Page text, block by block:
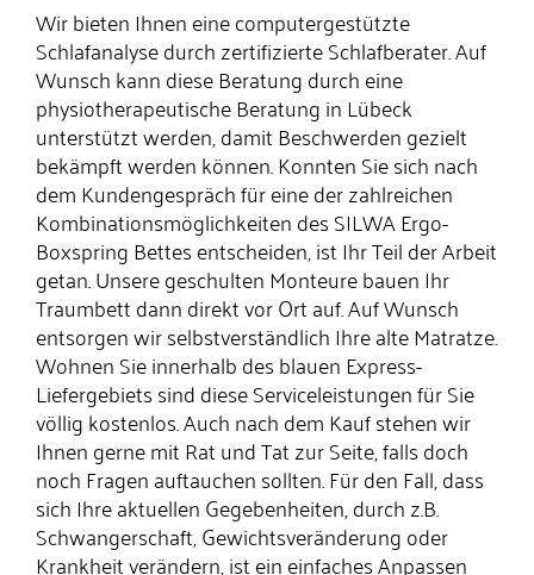
Wir bieten Ihnen eine computergestützte
Schlafanalyse durch zertifizierte Schlafberater. Auf
Wunsch kann diese Beratung durch eine
physiotherapeutische Beratung in Lübeck
unterstützt werden, damit Beschwerden gezielt
bekämpft werden können. Konnten Sie sich nach
dem Kundengespräch für eine der zahlreichen
Kombi­na­tions­mög­lichkeiten des SILWA Ergo-
Boxspring Bettes entscheiden, ist Ihr Teil der Arbeit
getan. Unsere geschulten Monteure bauen Ihr
Traumbett dann direkt vor Ort auf. Auf Wunsch
entsorgen wir selbstverständlich Ihre alte Matratze.
Wohnen Sie innerhalb des blauen Express-
Liefergebiets sind diese Serviceleistungen für Sie
völlig kostenlos. Auch nach dem Kauf stehen wir
Ihnen gerne mit Rat und Tat zur Seite, falls doch
noch Fragen auftauchen sollten. Für den Fall, dass
sich Ihre aktuellen Gegebenheiten, durch z.B.
Schwangerschaft, Gewichtsveränderung oder
Krankheit verändern, ist ein einfaches Anpassen